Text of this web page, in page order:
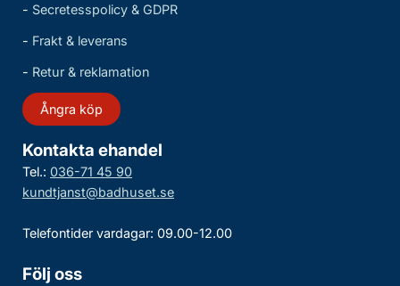
- Secretesspolicy & GDPR
- Frakt & leverans
- Retur & reklamation
Ångra köp
Kontakta ehandel
Tel.: 036-71 45 90
kundtjanst@badhuset.se
Telefontider vardagar: 09.00-12.00
Följ oss